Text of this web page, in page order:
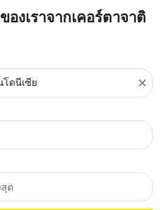
งเราจากเคอร์ตาจาติ
close